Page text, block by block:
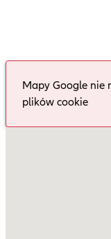
Mapy Google nie
plików cookie